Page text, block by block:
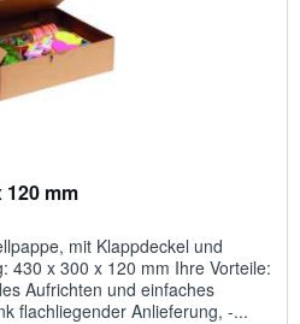
120 mm
mit Klappdeckel und
430 x 300 x 120 mm Ihre Vorteile:
Aufrichten und einfaches
flachliegender Anlieferung, -...